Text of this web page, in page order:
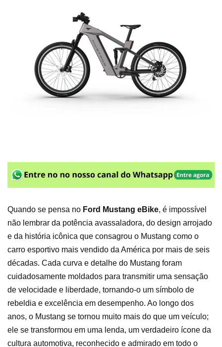
Quando se pensa no Ford Mustang eBike, é impossível
não lembrar da potência avassaladora, do design arrojado
e da história icônica que consagrou o Mustang como o
carro esportivo mais vendido da América por mais de seis
décadas. Cada curva e detalhe do Mustang foram
cuidadosamente moldados para transmitir uma sensação
de velocidade e liberdade, tornando-o um símbolo de
rebeldia e excelência em desempenho. Ao longo dos
anos, o Mustang se tornou muito mais do que um veículo;
ele se transformou em uma lenda, um verdadeiro ícone da
cultura automotiva, reconhecido e admirado em todo o